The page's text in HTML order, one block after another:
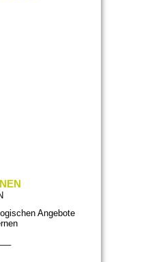
Angebote